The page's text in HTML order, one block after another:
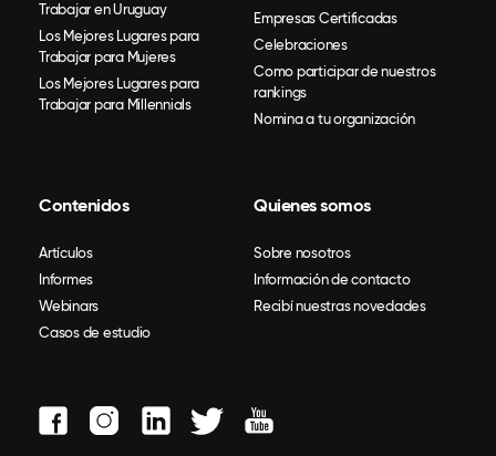
Trabajar en Uruguay
Los Mejores Lugares para
Trabajar para Mujeres
Los Mejores Lugares para
Trabajar para Millennials
Empresas Certificadas
Celebraciones
Como participar de nuestros
rankings
Nomina a tu organización
Contenidos
Artículos
Informes
Webinars
Casos de estudio
Quienes somos
Sobre nosotros
Información de contacto
Recibí nuestras novedades